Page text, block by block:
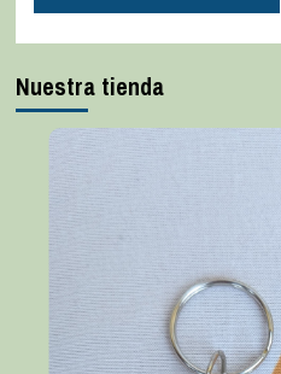
Nuestra tienda